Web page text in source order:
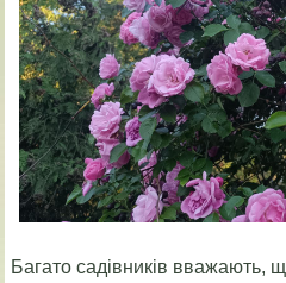
Багато садівників вважають,